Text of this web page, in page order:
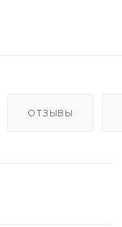
ОТЗЫВЫ